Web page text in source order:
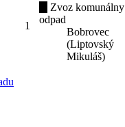
1
Zvoz komunálny
odpad
Bobrovec
(Liptovský
Mikuláš)